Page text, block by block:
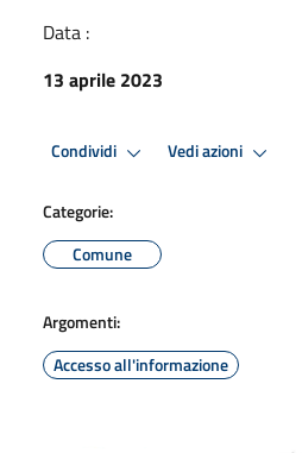
Data :
13 aprile 2023
Condividi Vedi azioni
Categorie:
Comune
Argomenti:
Accesso all'informazione